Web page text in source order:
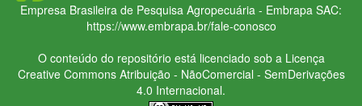
Empresa Brasileira de Pesquisa Agropecuária - Embrapa SAC:
https://www.embrapa.br/fale-conosco
O conteúdo do repositório está licenciado sob a Licença
Creative CommonsAtribuição - NãoComercial - SemDerivações
4.0 Internacional.